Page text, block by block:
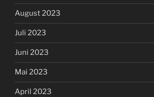
August 2023
Juli 2023
Juni 2023
Mai 2023
April 2023